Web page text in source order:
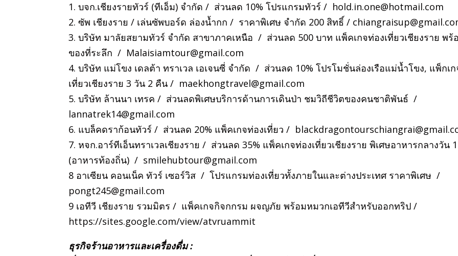
1. บจก.เชียงรายทัวร์ (ทีเอ็ม) จำกัด / ส่วนลด 10% โปรแกรมทัวร์ / hold.in.one@hotmail.com
2. ซัพ เชียงราย / เล่นซัพบอร์ด ล่องน้ำกก / ราคาพิเศษ จำกัด 200 สิทธิ์ /
3. บริษัท มาลัยสยามทัวร์ จำกัด สาขาภาคเหนือ / ส่วนลด 500 บาท แพ็คเกจท่องเที่ยวเชียงราย พร้
ของที่ระลึก / Malaisiamtour@gmail.com
4. บริษัท แม่โขง เดลต้า ทราเวล เอเจนซี่ จำกัด / ส่วนลด 10% โปรโมชั่นล่องเรือแม่น้ำโขง, แพ็กเก
เที่ยวเชียงราย 3 วัน 2 คืน / maekhongtravel@gmail.com
5. บริษัท ล้านนา เทรค / ส่วนลดพิเศษบริการด้านการเดินป่า ชมวิถีชีวิตของคนชาติพันธ์ /
lannatrek14@gmail.com
6. แบล็คดราก้อนทัวร์ / ส่วนลด 20% แพ็คเกจท่องเที่ยว /
7. หจก.อาร์ทีเอ็นทราเวลเชียงราย / ส่วนลด 35% แพ็คเกจท่องเที่ยวเชียงราย พิเศษอาหารกลางวัน
(อาหารท้องถิ่น) / smilehubtour@gmail.com
8 อาเซียน คอนเน็ค ทัวร์ เซอร์วิส / โปรแกรมท่องเที่ยวทั้งภายในและต่างประเทศ ราคาพิเศษ /
pongt245@gmail.com
9 เอทีวี เชียงราย รวมมิตร / แพ็คเกจกิจกกรม ผจญภัย พร้อมหมวกเอทีวีสำหรับออกทริป /
https://sites.google.com/view/atvruammit
ธุรกิจร้านอาหารและเครื่องดื่ม :